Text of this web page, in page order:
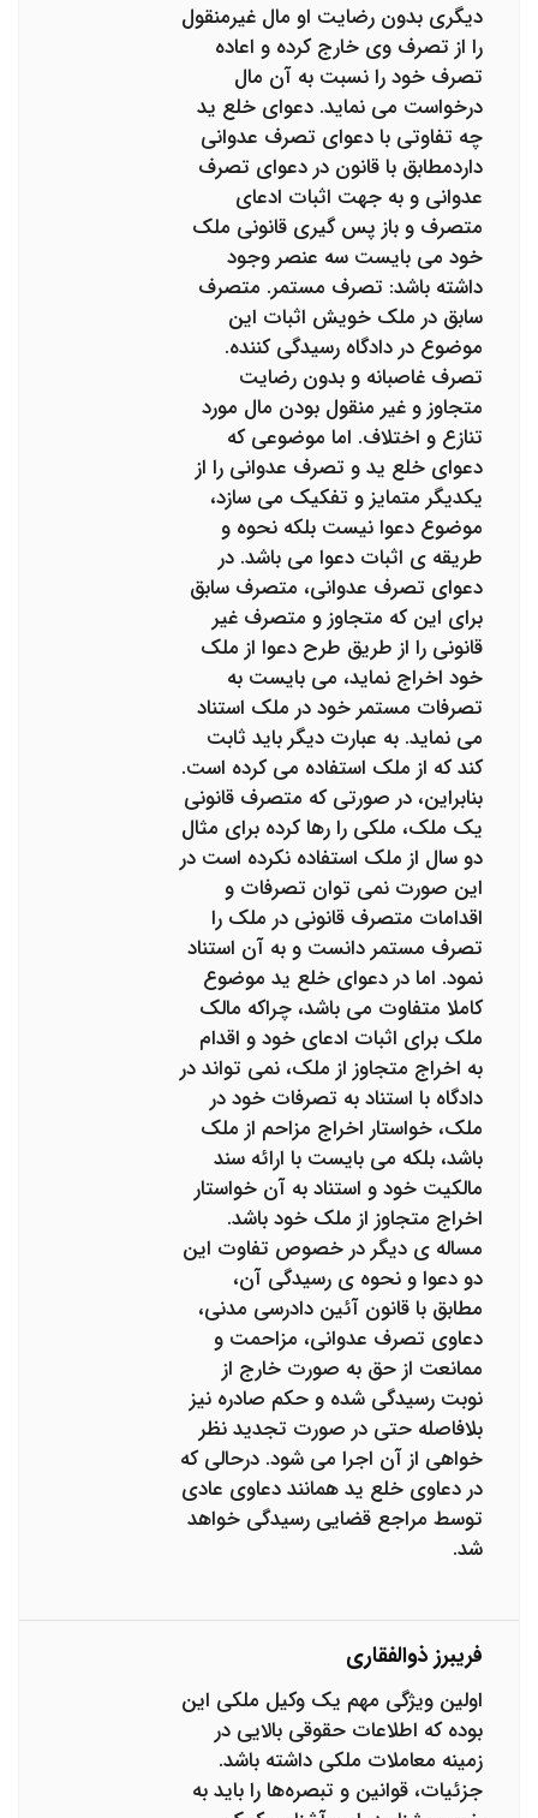
دیگری بدون رضایت او مال غیرمنقول
را از تصرف وی خارج کرده و اعاده
تصرف خود را نسبت به آن مال
درخواست می نماید. دعوای خلع ید
چه تفاوتی با دعوای تصرف عدوانی
داردمطابق با قانون در دعوای تصرف
عدوانی و به جهت اثبات ادعای
متصرف و باز پس گیری قانونی ملک
خود می بایست سه عنصر وجود
داشته باشد: تصرف مستمر. متصرف
سابق در ملک خویش اثبات این
موضوع در دادگاه رسیدگی کننده.
تصرف غاصبانه و بدون رضایت
متجاوز و غیر منقول بودن مال مورد
تنازع و اختلاف. اما موضوعی که
دعوای خلع ید و تصرف عدوانی را از
یکدیگر متمایز و تفکیک می سازد،
موضوع دعوا نیست بلکه نحوه و
طریقه ی اثبات دعوا می باشد. در
دعوای تصرف عدوانی، متصرف سابق
برای این که متجاوز و متصرف غیر
قانونی را از طریق طرح دعوا از ملک
خود اخراج نماید، می بایست به
تصرفات مستمر خود در ملک استناد
می نماید. به عبارت دیگر باید ثابت
کند که از ملک استفاده می کرده است.
بنابراین، در صورتی که متصرف قانونی
یک ملک، ملکی را رها کرده برای مثال
دو سال از ملک استفاده نکرده است در
این صورت نمی توان تصرفات و
اقدامات متصرف قانونی در ملک را
تصرف مستمر دانست و به آن استناد
نمود. اما در دعوای خلع ید موضوع
کاملا متفاوت می باشد، چراکه مالک
ملک برای اثبات ادعای خود و اقدام
به اخراج متجاوز از ملک، نمی تواند در
دادگاه با استناد به تصرفات خود در
ملک، خواستار اخراج مزاحم از ملک
باشد، بلکه می بایست با ارائه سند
مالکیت خود و استناد به آن خواستار
اخراج متجاوز از ملک خود باشد.
مساله ی دیگر در خصوص تفاوت این
دو دعوا و نحوه ی رسیدگی آن،
مطابق با قانون آئین دادرسی مدنی،
دعاوی تصرف عدوانی، مزاحمت و
ممانعت از حق به صورت خارج از
نوبت رسیدگی شده و حکم صادره نیز
بلافاصله حتی در صورت تجدید نظر
خواهی از آن اجرا می شود. درحالی که
در دعاوی خلع ید همانند دعاوی عادی
توسط مراجع قضایی رسیدگی خواهد
شد.
فریبرز ذوالفقاری
اولین ویژگی مهم یک وکیل ملکی این
بوده که اطلاعات حقوقی بالایی در
زمینه معاملات ملکی داشته باشد.
جزئیات، قوانین و تبصره‌ها را باید به